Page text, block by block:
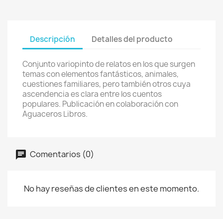
Descripción Detalles del producto
Conjunto variopinto de relatos en los que surgen
temas con elementos fantásticos, animales,
cuestiones familiares, pero también otros cuya
ascendencia es clara entre los cuentos
populares. Publicación en colaboración con
Aguaceros Libros.
Comentarios (0)
No hay reseñas de clientes en este momento.